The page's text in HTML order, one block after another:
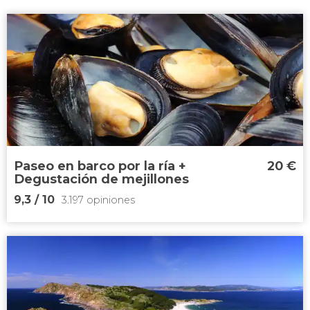
Paseo en barco por la ría +
Degustación de mejillones
9,3 / 10 3.197 opiniones
20 €
9,3


3.197 opiniones